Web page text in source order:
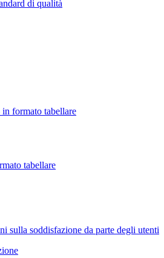
di qualità
formato tabellare
tabellare
sulla soddisfazione da parte degli utenti